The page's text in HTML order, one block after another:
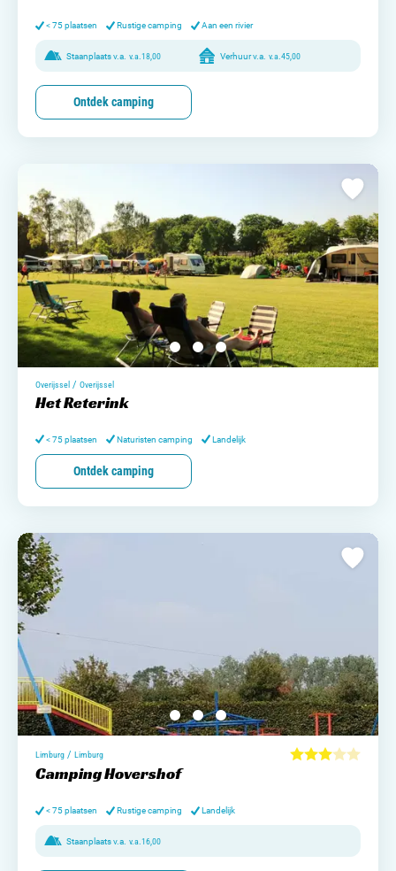
< 75 plaatsen Rustige camping Aan een rivier
Staanplaats v.a. v.a. 18,00 Verhuur v.a. v.a. 45,00
Ontdek camping
Overijssel / Overijssel
Het Reterink
< 75 plaatsen Naturisten camping Landelijk
Ontdek camping
Limburg / Limburg
Camping Hovershof
< 75 plaatsen Rustige camping Landelijk
Staanplaats v.a. v.a. 16,00